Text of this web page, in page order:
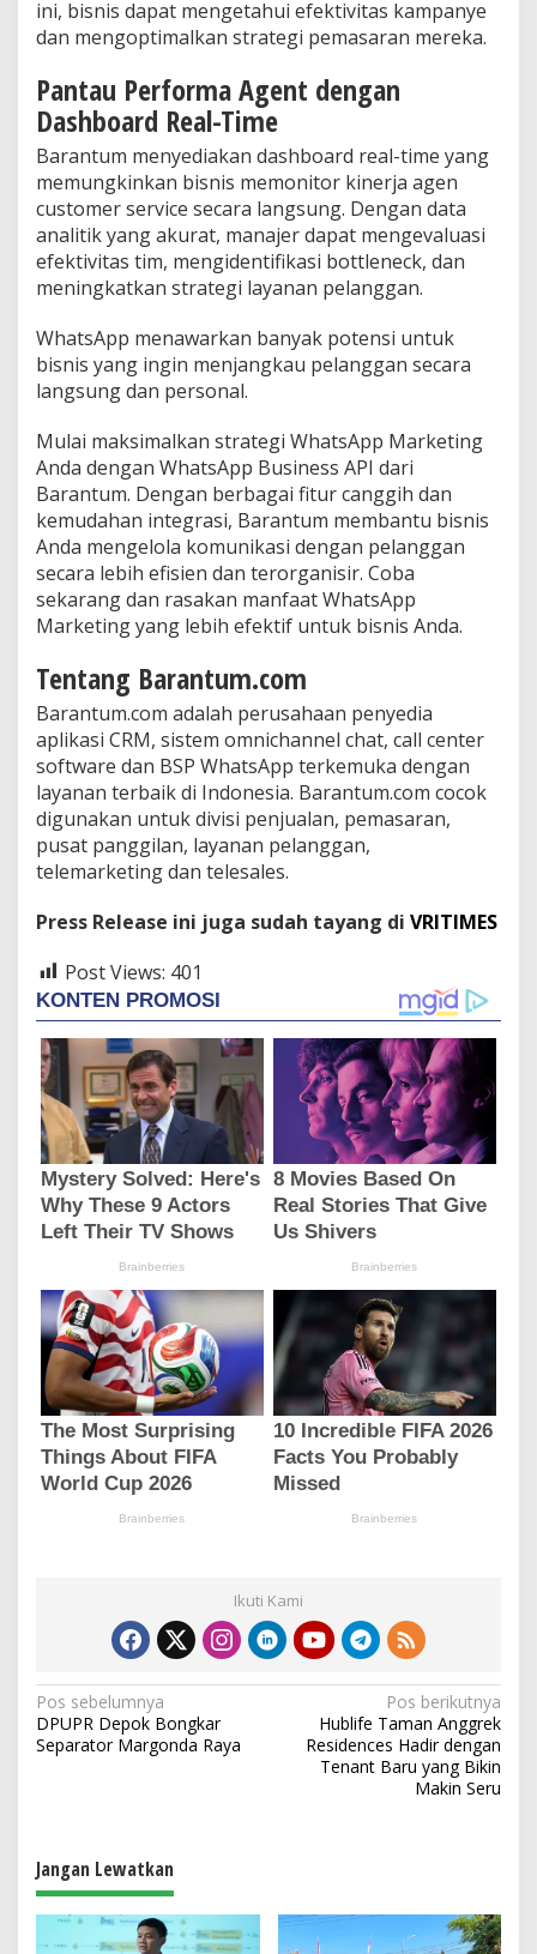
ini, bisnis dapat mengetahui efektivitas kampanye
dan mengoptimalkan strategi pemasaran mereka.
Pantau Performa Agent dengan
Dashboard Real-Time
Barantum menyediakan dashboard real-time yang
memungkinkan bisnis memonitor kinerja agen
customer service secara langsung. Dengan data
analitik yang akurat, manajer dapat mengevaluasi
efektivitas tim, mengidentifikasi bottleneck, dan
meningkatkan strategi layanan pelanggan.
WhatsApp menawarkan banyak potensi untuk
bisnis yang ingin menjangkau pelanggan secara
langsung dan personal.
Mulai maksimalkan strategi WhatsApp Marketing
Anda dengan WhatsApp Business API dari
Barantum. Dengan berbagai fitur canggih dan
kemudahan integrasi, Barantum membantu bisnis
Anda mengelola komunikasi dengan pelanggan
secara lebih efisien dan terorganisir. Coba
sekarang dan rasakan manfaat WhatsApp
Marketing yang lebih efektif untuk bisnis Anda.
Tentang Barantum.com
Barantum.com adalah perusahaan penyedia
aplikasi CRM, sistem omnichannel chat, call center
software dan BSP WhatsApp terkemuka dengan
layanan terbaik di Indonesia. Barantum.com cocok
digunakan untuk divisi penjualan, pemasaran,
pusat panggilan, layanan pelanggan,
telemarketing dan telesales.
Press Release ini juga sudah tayang di VRITIMES
Post Views: 401
Ikuti Kami
N
a
a
s
Pos sebelumnya
DPUPR Depok Bongkar
Separator Margonda Raya
Pos berikutnya
Hublife Taman Anggrek
Residences Hadir dengan
Tenant Baru yang Bikin
Makin Seru
Jangan Lewatkan